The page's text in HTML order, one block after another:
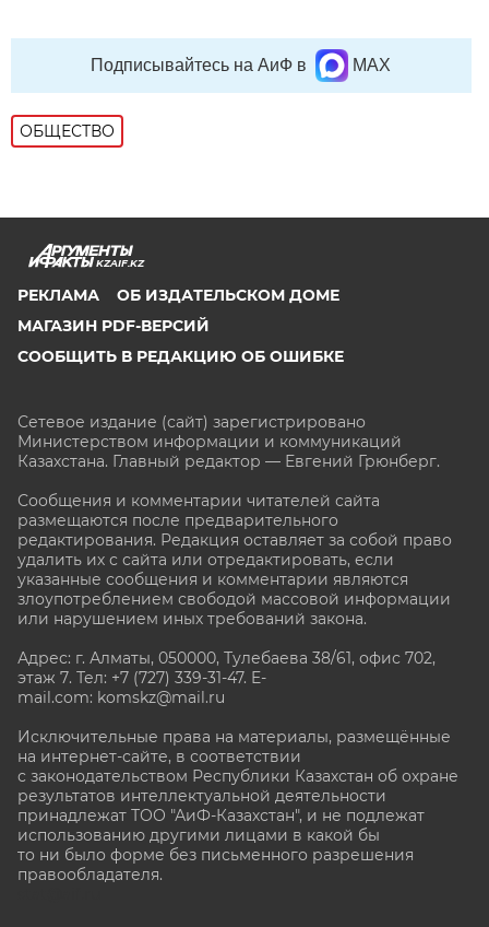
Подписывайтесь на АиФ в MAX
ОБЩЕСТВО
KZAIF.KZ
РЕКЛАМА
ОБ ИЗДАТЕЛЬСКОМ ДОМЕ
МАГАЗИН PDF-ВЕРСИЙ
СООБЩИТЬ В РЕДАКЦИЮ ОБ ОШИБКЕ
Сетевое издание (сайт) зарегистрировано
Министерством информации и коммуникаций
Казахстана. Главный редактор — Евгений Грюнберг.
Сообщения и комментарии читателей сайта
размещаются после предварительного
редактирования. Редакция оставляет за собой право
удалить их с сайта или отредактировать, если
указанные сообщения и комментарии являются
злоупотреблением свободой массовой информации
или нарушением иных требований закона.
Адрес: г. Алматы, 050000, Тулебаева 38/61, офис 702,
этаж 7. Тел: +7 (727) 339-31-47. E-
mail.com: komskz@mail.ru
Исключительные права на материалы, размещённые
на интернет-сайте, в соответствии
с законодательством Республики Казахстан об охране
результатов интеллектуальной деятельности
принадлежат ТОО "АиФ-Казахстан", и не подлежат
использованию другими лицами в какой бы
то ни было форме без письменного разрешения
правообладателя.